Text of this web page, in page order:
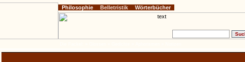
Philosophie Belletristik Wörterbücher